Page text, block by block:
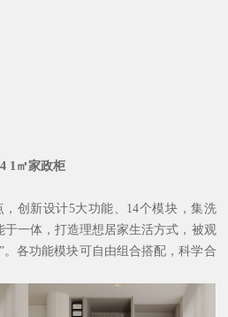
1㎡家政柜
创新设计5大功能、14个模块，集洗
一体，打造理想居家生活方式，被观
各功能模块可自由组合搭配，科学合